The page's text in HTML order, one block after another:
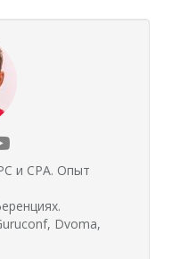
и CPA. Опыт
Dvoma,